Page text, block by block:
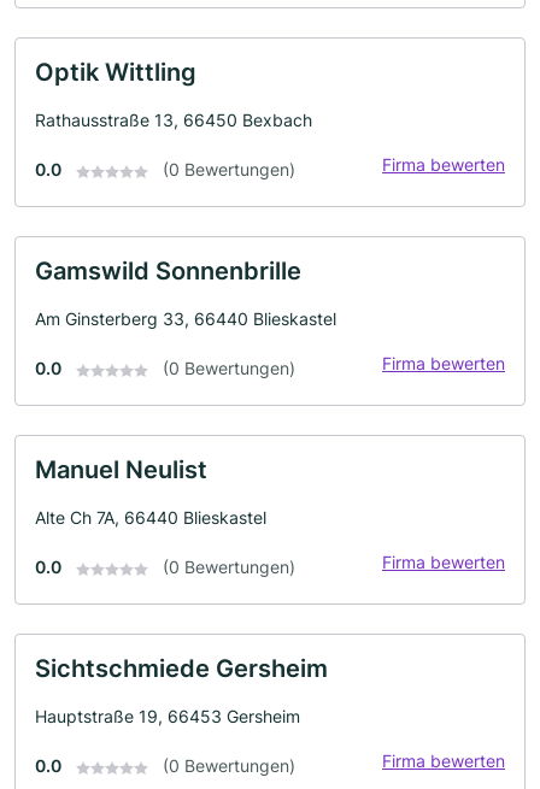
Optik Wittling
Rathausstraße 13, 66450 Bexbach
0.0 (0 Bewertungen) Firma bewerten
Gamswild Sonnenbrille
Am Ginsterberg 33, 66440 Blieskastel
0.0 (0 Bewertungen) Firma bewerten
Manuel Neulist
Alte Ch 7A, 66440 Blieskastel
0.0 (0 Bewertungen) Firma bewerten
Sichtschmiede Gersheim
Hauptstraße 19, 66453 Gersheim
0.0 (0 Bewertungen) Firma bewerten